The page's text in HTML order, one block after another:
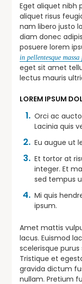
Eget aliquet nibh
aliquet risus
nam libero justo
diam donec
posuere lorem
in pellentesque massa
eget sit amet
lectus mauris
LOREM IPSUM
Orci ac
Lacinia quis
Eu augue ut
Et tortor at
integer. Et
sed tempus
Mi quis
ipsum.
Amet mattis
lacus. Euismod
scelerisque
Tristique et
gravida dictum
nullam. Pretium